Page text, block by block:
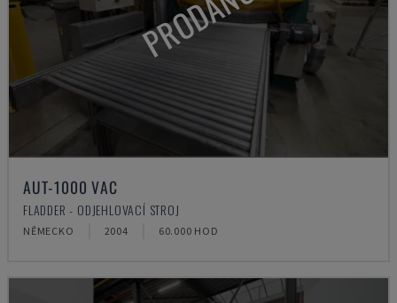
AUT-1000 VAC
FLADDER - ODJEHLOVACÍ STROJ
NĚMECKO 2004 60.000 HOD